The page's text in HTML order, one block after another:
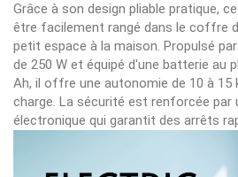
Grâce à son design pliable pratique,
être facilement rangé dans le coffre
petit espace à la maison. Propulsé
de 250 W et équipé d'une batterie au
Ah, il offre une autonomie de 10 à 15
charge. La sécurité est renforcée par
électronique qui garantit des arrêts